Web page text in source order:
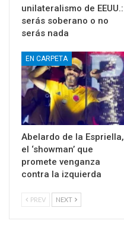
unilateralismo de EEUU.:
serás soberano o no
serás nada
EN CARPETA
Abelardo de la Espriella,
el ‘showman’ que
promete venganza
contra la izquierda
PREV NEXT